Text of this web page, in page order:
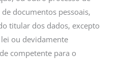
documentos pessoais,
titular dos dados, excepto
ou devidamente
competente para o